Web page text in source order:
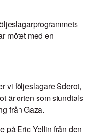
mötet med en
vi följeslagare Sderot,
är orten som stundtals
från Gaza.
på Eric Yellin från den